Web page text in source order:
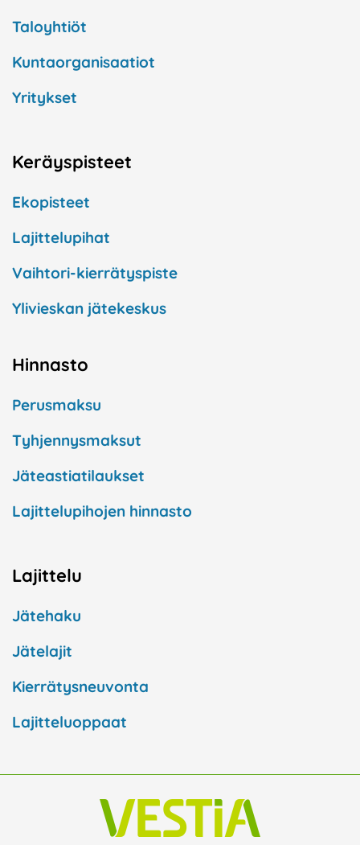
Taloyhtiöt
Kuntaorganisaatiot
Yritykset
Keräyspisteet
Ekopisteet
Lajittelupihat
Vaihtori-kierrätyspiste
Ylivieskan jätekeskus
Hinnasto
Perusmaksu
Tyhjennysmaksut
Jäteastiatilaukset
Lajittelupihojen hinnasto
Lajittelu
Jätehaku
Jätelajit
Kierrätysneuvonta
Lajitteluoppaat